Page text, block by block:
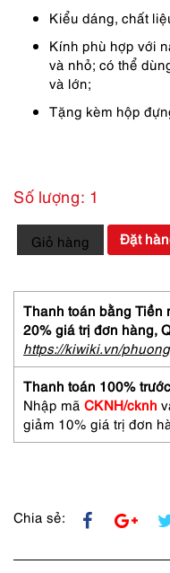
Kiểu dáng, chất
Kính phù hợp với
và nhỏ; có thể
và lớn;
Tặng kèm hộp
Số lượng: 1
4518-
Kính
nam/nữ-
Mới/Chưa
sử
dụng-
EXE
ex003
half
rim
eyeglasses
Giỏ hàng Đặt
Thanh toán bằng Tiền
20% giá trị đơn hàng,
https://kiwiki.vn/
Thanh toán 100%
Nhập mã CKNH/cknh
giảm 10% giá trị đơn
Chia sẻ: